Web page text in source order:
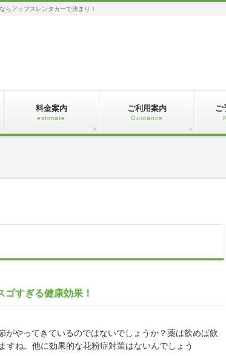
らアップスレンタカーで決まり！
料金案内
estimate
ご利用案内
Guidance
ご
すぎる健康効果！
やってきているのではないでしょうか？薬は飲めば飲
ね。他に効果的な花粉症対策はないんでしょう